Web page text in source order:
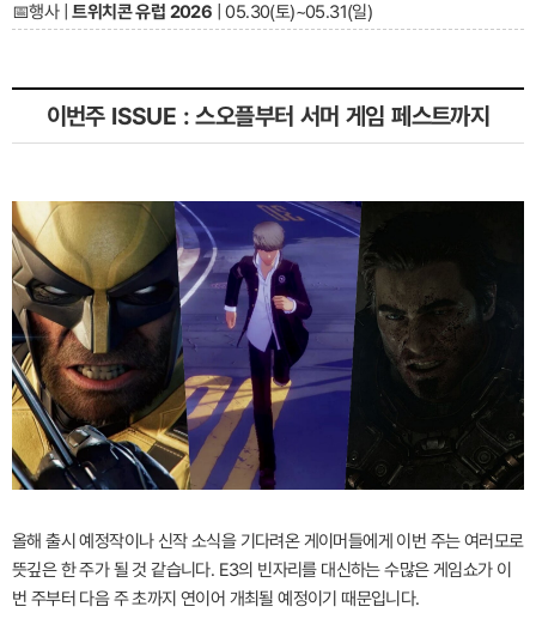
📅행사 |트위치콘 유럽 2026 | 05.30(토)~05.31(일)
이번주 ISSUE : 스오플부터 서머 게임 페스트까지
올해 출시 예정작이나 신작 소식을 기다려온 게이머들에게 이번 주는 여러모로
뜻깊은 한 주가 될 것 같습니다. E3의 빈자리를 대신하는 수많은 게임쇼가 이
번 주부터 다음 주 초까지 연이어 개최될 예정이기 때문입니다.